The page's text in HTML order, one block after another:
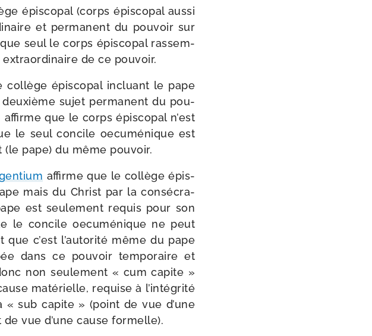
épis­co­pal (corps épis­co­pal aus­si
et per­ma­nent du pou­voir sur
seul le corps épis­co­pal ras­sem­
de ce pouvoir.
col­lège épis­co­pal incluant le pape
sujet per­ma­nent du pou­
que le corps épis­co­pal n’est
le seul concile oecu­mé­nique est
pape) du même pouvoir.
affirme que le col­lège épis­
mais du Christ par la consé­cra­
est seule­ment requis pour son
le concile oecu­mé­nique ne peut
c’est l’au­to­ri­té même du pape
dans ce pou­voir tem­po­raire et
non seule­ment « cum capite »
maté­rielle, requise à l’in­té­gri­té
« sub capite » (point de vue d’une
vue d’une cause formelle).